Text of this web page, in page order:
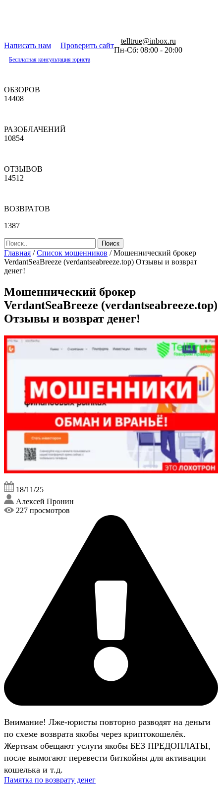
Написать нам Проверить сайт
telltrue@inbox.ru
Пн-Сб: 08:00 - 20:00
Бесплатная консультация юриста
ОБЗОРОВ
14408
РАЗОБЛАЧЕНИЙ
10854
ОТЗЫВОВ
14512
ВОЗВРАТОВ
1387
Главная /Список мошенников /Мошеннический брокер
VerdantSeaBreeze (verdantseabreeze.top) Отзывы и возврат
денег!
Мошеннический брокер
VerdantSeaBreeze (verdantseabreeze.top)
Отзывы и возврат денег!
18/11/25
Алексей Пронин
227 просмотров
Внимание! Лже-юристы повторно разводят на деньги
по схеме возврата якобы через криптокошелёк.
Жертвам обещают услуги якобы БЕЗ ПРЕДОПЛАТЫ,
после вымогают перевести биткойны для активации
кошелька и т.д.
Памятка по возврату денег